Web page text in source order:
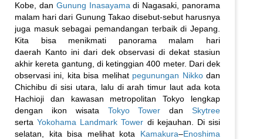
Kobe, dan Gunung Inasayama di Nagasaki, panorama
malam hari dari Gunung Takao disebut-sebut harusnya
juga masuk sebagai pemandangan terbaik di Jepang.
Kita bisa menikmati panorama malam hari
daerah Kanto ini dari dek observasi di dekat stasiun
akhir kereta gantung, di ketinggian 400 meter. Dari dek
observasi ini, kita bisa melihat pegunungan Nikkodan
Chichibu di sisi utara, lalu di arah timur laut ada kota
Hachioji dan kawasan metropolitan Tokyo lengkap
dengan ikon wisata Tokyo Tower danSkytree
sertaYokohama Landmark Tower di kejauhan. Di sisi
selatan, kita bisa melihat kota Kamakura–Enoshima